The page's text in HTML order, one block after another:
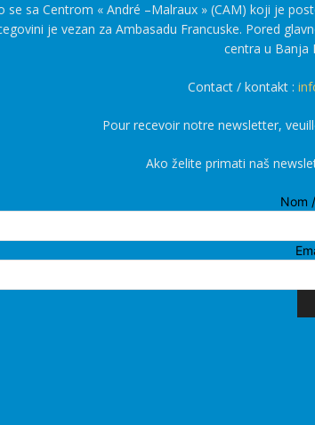
se sa Centrom « André –Malraux » (CAM) koji je
je vezan za Ambasadu Francuske. Pored
centra u Banja
Contact / kontakt :
Pour recevoir notre newsletter,
Ako želite primati naš
Nom